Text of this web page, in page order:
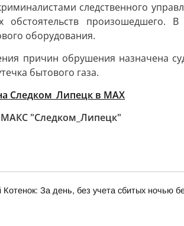
следственного
обстоятельств произошедшего.
оборудования.
причин обрушения назначена
бытового газа.
Следком_Липецк в MAX
МАКС "Следком_Липецк"
За день, без учета сбитых ночью